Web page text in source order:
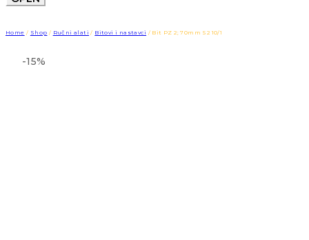
Home / Shop / Ručni alati / Bitovi i nastavci / Bit PZ 2; 70mm S2 10/1
-15%